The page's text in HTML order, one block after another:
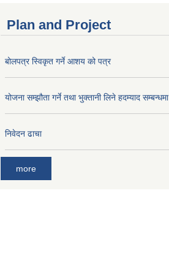
Plan and Project
बोलपत्र स्विकृत गर्ने आशय को पत्र
योजना सम्झौता गर्ने तथा भुक्तानी लिने हदम्याद सम्बन्धमा
निवेदन ढाचा
more